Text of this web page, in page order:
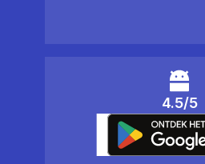
4.5/5